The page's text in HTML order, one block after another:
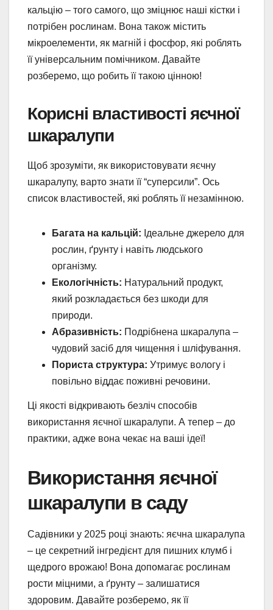
кальцію – того самого, що зміцнює наші кістки і
потрібен рослинам. Вона також містить
мікроелементи, як магній і фосфор, які роблять
її універсальним помічником. Давайте
розберемо, що робить її такою цінною!
Корисні властивості яєчної
шкаралупи
Щоб зрозуміти, як використовувати яєчну
шкаралупу, варто знати її “суперсили”. Ось
список властивостей, які роблять її незамінною.
Багата на кальцій: Ідеальне джерело для
рослин, ґрунту і навіть людського
організму.
Екологічність: Натуральний продукт,
який розкладається без шкоди для
природи.
Абразивність: Подрібнена шкаралупа –
чудовий засіб для чищення і шліфування.
Пориста структура: Утримує вологу і
повільно віддає поживні речовини.
Ці якості відкривають безліч способів
використання яєчної шкаралупи. А тепер – до
практики, адже вона чекає на ваші ідеї!
Використання яєчної
шкаралупи в саду
Садівники у 2025 році знають: яєчна шкаралупа
– це секретний інгредієнт для пишних клумб і
щедрого врожаю! Вона допомагає рослинам
рости міцними, а ґрунту – залишатися
здоровим. Давайте розберемо, як її